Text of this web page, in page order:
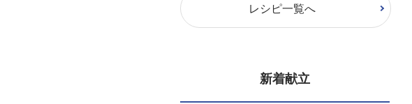
レシピ一覧へ
新着献立